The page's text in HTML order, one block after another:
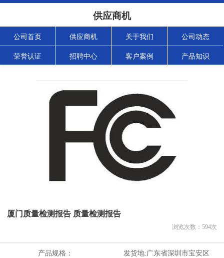
供应商机
公司首页 供应商机 关于我们 公司动态
荣誉认证 招聘中心 客户案例 产品知识
厦门质量检测报告 质量检测报告
浏览次数： 594次
产品规格： 发货地:广东省深圳市宝安区